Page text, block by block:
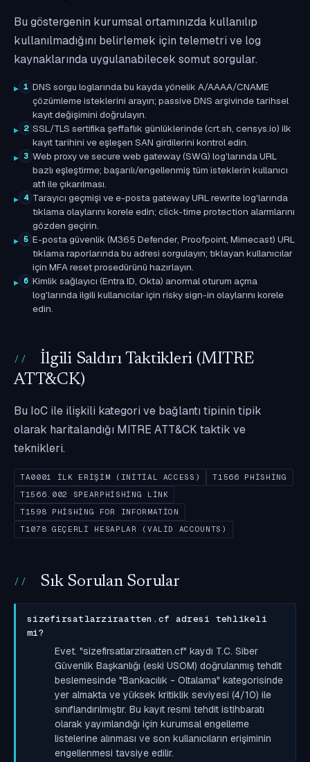
Bu göstergenin kurumsal ortamınızda kullanılıp
kullanılmadığını belirlemek için telemetri ve log
kaynaklarında uygulanabilecek somut sorgular.
1 DNS sorgu loglarında bu kayda yönelik A/AAAA/CNAME
çözümleme isteklerini arayın; passive DNS arşivinde tarihsel
kayıt değişimini doğrulayın.
2 SSL/TLS sertifika şeffaflık günlüklerinde (crt.sh, censys.io) ilk
kayıt tarihini ve eşleşen SAN girdilerini kontrol edin.
3 Web proxy ve secure web gateway (SWG) log'larında URL
bazlı eşleştirme; başarılı/engellenmiş tüm isteklerin kullanıcı
atfı ile çıkarılması.
4 Tarayıcı geçmişi ve e-posta gateway URL rewrite log'larında
tıklama olaylarını korele edin; click-time protection alarmlarını
gözden geçirin.
5 E-posta güvenlik (M365 Defender, Proofpoint, Mimecast) URL
tıklama raporlarında bu adresi sorgulayın; tıklayan kullanıcılar
için MFA reset prosedürünü hazırlayın.
6 Kimlik sağlayıcı (Entra ID, Okta) anormal oturum açma
log'larında ilgili kullanıcılar için risky sign-in olaylarını korele
edin.
İlgili Saldırı Taktikleri (MITRE
ATT&CK)
Bu IoC ile ilişkili kategori ve bağlantı tipinin tipik
olarak haritalandığı MITRE ATT&CK taktik ve
teknikleri.
TA0001 İLK ERIŞIM (INITIAL ACCESS)
T1566 PHISHING
T1566.002 SPEARPHISHING LINK
T1598 PHISHING FOR INFORMATION
T1078 GEÇERLI HESAPLAR (VALID ACCOUNTS)
Sık Sorulan Sorular
sizefirsatlarziraatten.cf adresi tehlikeli
mi?
Evet. "sizefirsatlarziraatten.cf" kaydı T.C. Siber
Güvenlik Başkanlığı (eski USOM) doğrulanmış tehdit
beslemesinde "Bankacılık - Oltalama" kategorisinde
yer almakta ve yüksek kritiklik seviyesi (4/10) ile
sınıflandırılmıştır. Bu kayıt resmi tehdit istihbaratı
olarak yayımlandığı için kurumsal engelleme
listelerine alınması ve son kullanıcıların erişiminin
engellenmesi tavsiye edilir.